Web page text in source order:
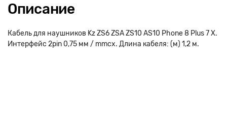
Описание
Кабель для наушников Kz ZS6 ZSA ZS10 AS10 Phone 8 Plus 7 X.
Интерфейс 2pin 0,75 мм / mmcx. Длина кабеля: (м) 1,2 м.